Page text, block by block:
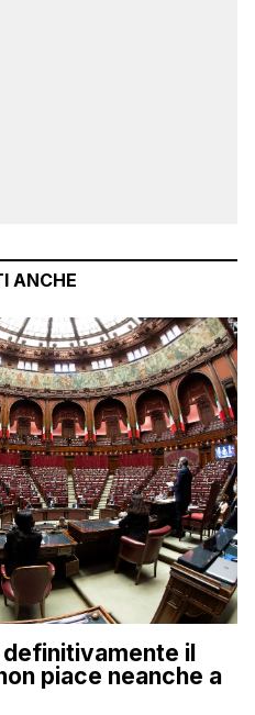
ANCHE
il
piace neanche a